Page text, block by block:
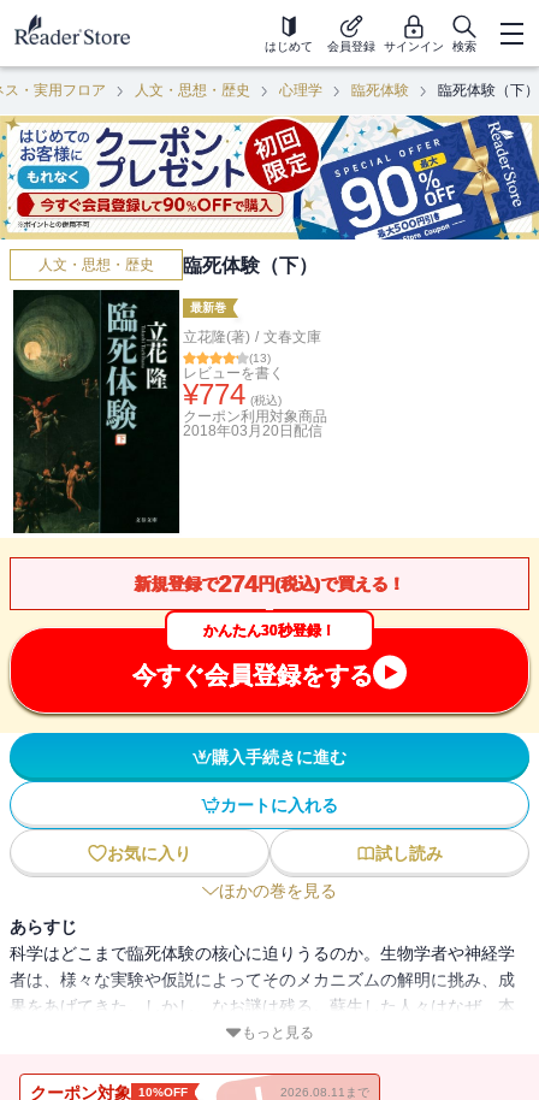
はじめて 会員登録 サインイン 検索
ス・実用フロア 人文・思想・歴史 心理学 臨死体験 臨死体験（下）
人文・思想・歴史 臨死体験（下）
最新巻
立花隆(著) / 文春文庫
(13)
レビューを書く
¥774 (税込)
クーポン利用対象商品
2018年03月20日 配信
新規登録で274円(税込)で買える！
かんたん30秒登録！
今すぐ会員登録をする
購入手続きに進む
カートに入れる
お気に入り
試し読み
ほかの巻を見る
あらすじ
科学はどこまで臨死体験の核心に迫りうるのか。生物学者や神経学
者は、様々な実験や仮説によってそのメカニズムの解明に挑み、成
果をあげてきた。しかし、なお謎は残る。蘇生した人々はなぜ、本
来、知るはずのない事実を知ってしまうのだろうか。
もっと見る
クーポン対象 10%OFF 2026.08.11まで